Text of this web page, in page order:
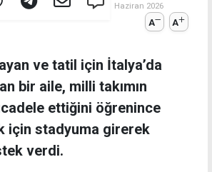
Haziran 2026
A A
ve tatil için İtalya’da
bir aile, milli takımın
ettiğini öğrenince
için stadyuma girerek
verdi.